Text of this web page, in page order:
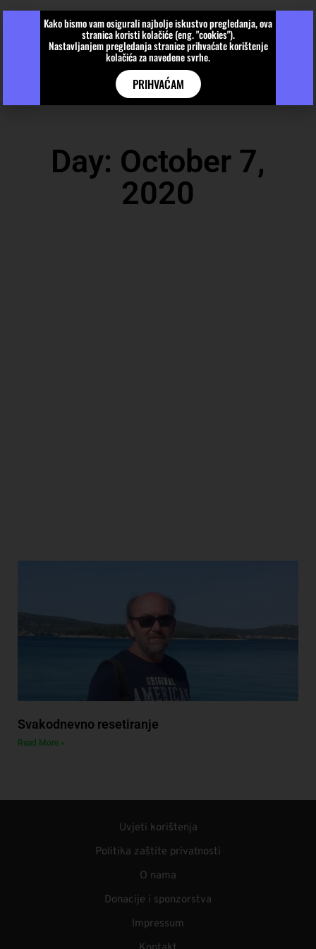
Day: October 7,
2020
Svakodnevno resetiranje
Read More »
Uvjeti korištenja
Politika zaštite privatnosti
O nama
Donacije i sponzorstva
Impressum
Kako bismo vam osigurali najbolje iskustvo pregledanja, ova
stranica koristi kolačiće (eng. "cookies").
Nastavljanjem pregledanja stranice prihvaćate korištenje
kolačića za navedene svrhe.
PRIHVAĆAM